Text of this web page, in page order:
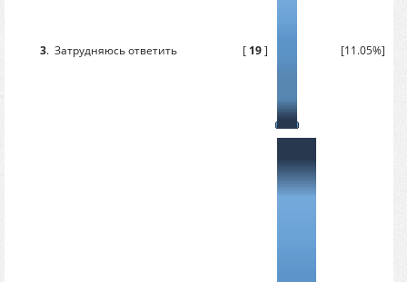
3. Затрудняюсь ответить [ 19] [11.05%]